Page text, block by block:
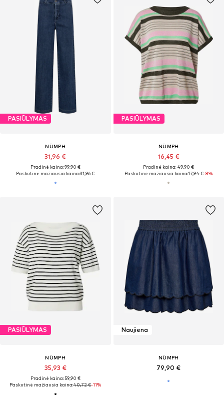
PASIŪLYMAS
NÜMPH
31,96 €
Pradinė kaina: 99,90 €
Paskutinė mažiausia kaina:31,96 €
PASIŪLYMAS
NÜMPH
16,45 €
Pradinė kaina: 49,90 €
Paskutinė mažiausia kaina:17,94 €-8%
PASIŪLYMAS
NÜMPH
35,93 €
Pradinė kaina: 59,90 €
Paskutinė mažiausia kaina:40,72 €-11%
Naujiena
NÜMPH
79,90 €